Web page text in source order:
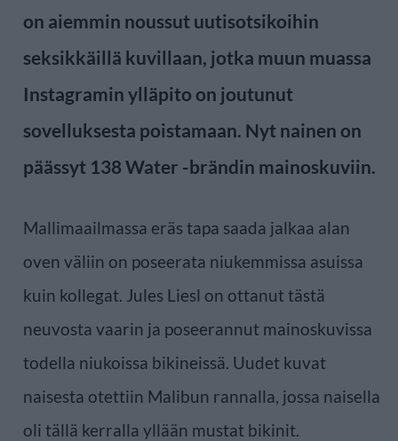
on aiemmin noussut uutisotsikoihin
seksikkäillä kuvillaan, jotka muun muassa
Instagramin ylläpito on joutunut
sovelluksesta poistamaan. Nyt nainen on
päässyt 138 Water -brändin mainoskuviin.
Mallimaailmassa eräs tapa saada jalkaa alan
oven väliin on poseerata niukemmissa asuissa
kuin kollegat. Jules Liesl on ottanut tästä
neuvosta vaarin ja poseerannut mainoskuvissa
todella niukoissa bikineissä. Uudet kuvat
naisesta otettiin Malibun rannalla, jossa naisella
oli tällä kerralla yllään mustat bikinit.